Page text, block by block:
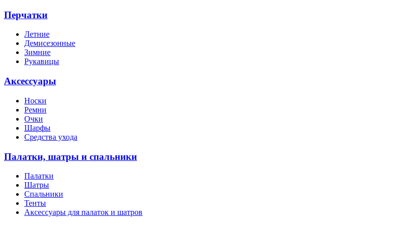
Перчатки
Летние
Демисезонные
Зимние
Рукавицы
Аксессуары
Носки
Ремни
Очки
Шарфы
Средства ухода
Палатки, шатры и спальники
Палатки
Шатры
Спальники
Тенты
Аксессуары для палаток и шатров